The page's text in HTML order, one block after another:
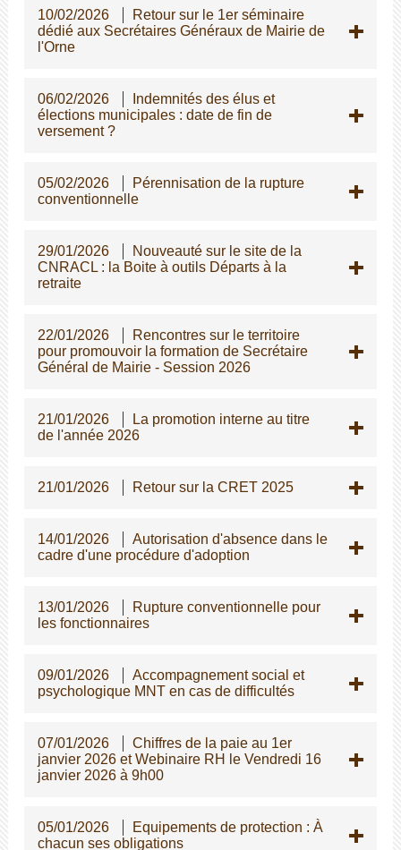
10/02/2026
Retour sur le 1er séminaire
dédié aux Secrétaires Généraux de Mairie de
l'Orne
06/02/2026
Indemnités des élus et
élections municipales : date de fin de
versement ?
05/02/2026
Pérennisation de la rupture
conventionnelle
29/01/2026
Nouveauté sur le site de la
CNRACL : la Boite à outils Départs à la
retraite
22/01/2026
Rencontres sur le territoire
pour promouvoir la formation de Secrétaire
Général de Mairie - Session 2026
21/01/2026
La promotion interne au titre
de l'année 2026
21/01/2026 Retour sur la CRET 2025
14/01/2026
Autorisation d'absence dans le
cadre d'une procédure d'adoption
13/01/2026
Rupture conventionnelle pour
les fonctionnaires
09/01/2026
Accompagnement social et
psychologique MNT en cas de difficultés
07/01/2026
Chiffres de la paie au 1er
janvier 2026 et Webinaire RH le Vendredi 16
janvier 2026 à 9h00
05/01/2026
Equipements de protection : À
chacun ses obligations